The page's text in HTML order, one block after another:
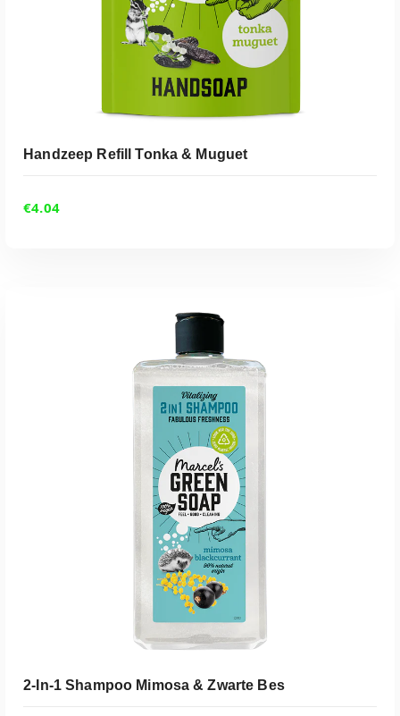
ADD TO CART
Handzeep Refill Tonka & Muguet
€4.04
2-In-1 Shampoo Mimosa & Zwarte Bes